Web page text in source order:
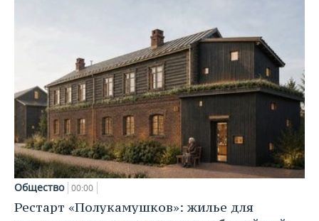
Общество 00:00
Рестарт «Полукамушков»: жилье для